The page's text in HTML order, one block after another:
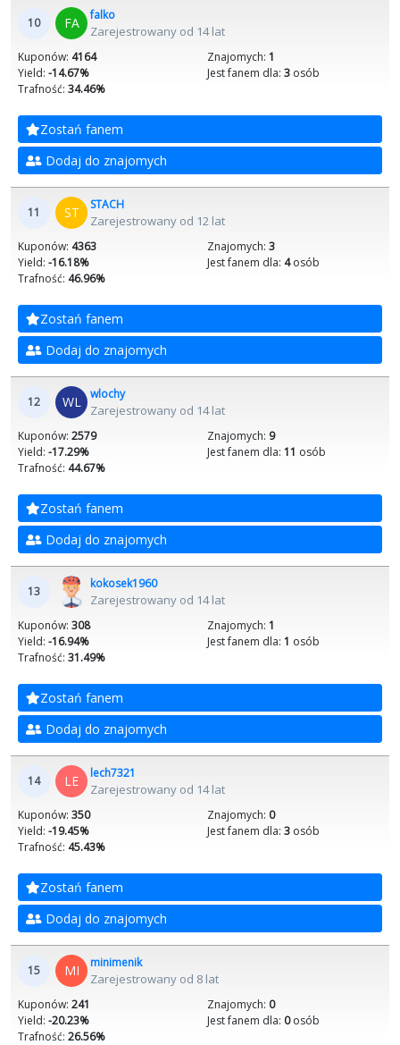
10 FA falko
Zarejestrowany od 14 lat
Kuponów: 4164
Yield: -14.67%
Trafność: 34.46%
Znajomych: 1
Jest fanem dla: 3 osób
Zostań fanem
Dodaj do znajomych
11 ST STACH
Zarejestrowany od 12 lat
Kuponów: 4363
Yield: -16.18%
Trafność: 46.96%
Znajomych: 3
Jest fanem dla: 4osób
Zostań fanem
Dodaj do znajomych
12 WL wlochy
Zarejestrowany od 14 lat
Kuponów: 2579
Yield: -17.29%
Trafność: 44.67%
Znajomych: 9
Jest fanem dla: 11 osób
Zostań fanem
Dodaj do znajomych
13
kokosek1960
Zarejestrowany od 14 lat
Kuponów: 308
Yield: -16.94%
Trafność: 31.49%
Znajomych: 1
Jest fanem dla: 1 osób
Zostań fanem
Dodaj do znajomych
14 LE lech7321
Zarejestrowany od 14 lat
Kuponów: 350
Yield: -19.45%
Trafność: 45.43%
Znajomych: 0
Jest fanem dla: 3 osób
Zostań fanem
Dodaj do znajomych
15 MI minimenik
Zarejestrowany od 8 lat
Kuponów: 241
Yield: -20.23%
Trafność: 26.56%
Znajomych: 0
Jest fanem dla: 0osób